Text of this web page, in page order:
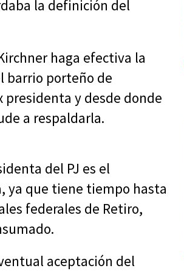
la definición del
haga efectiva la
barrio porteño de
y desde donde
a respaldarla.
del PJ es el
ya que tiene tiempo hasta
federales de Retiro,
aceptación del